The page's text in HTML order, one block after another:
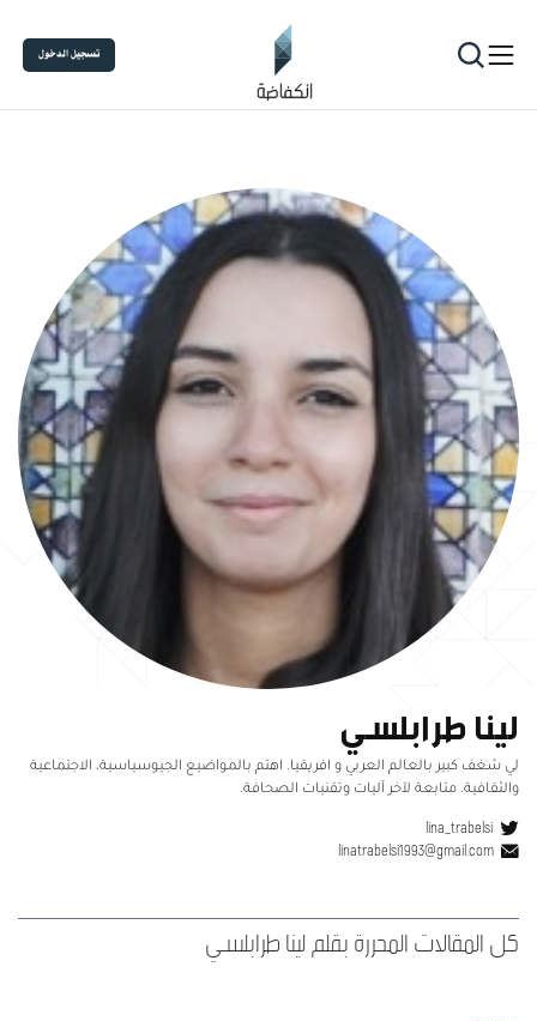
تسجيل الدخول
لينا طرابلسي
لي شغف كبير بالعالم العربي و افريقيا. اهتم بالمواضيع الجيوسياسية، الاجتماعية
والثقافية. متابعة لآخر آليات وتقنيات الصحافة.
lina_trabelsi
linatrabelsi1993@gmail.com
كل المقالات المحررة بقلم لينا طرابلسي